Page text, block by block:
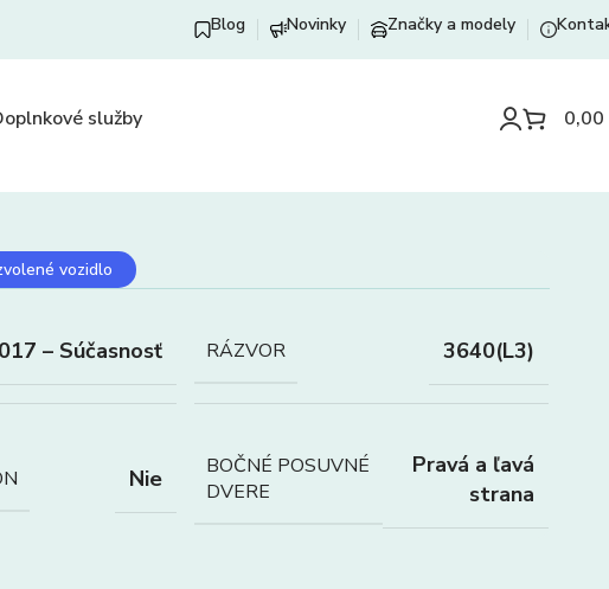
Blog Novinky Značky a modely
služby 0,00
vozidlo
– Súčasnosť RÁZVOR 3640(L3)
Nie
BOČNÉ POSUVNÉ
DVERE
Pravá a ľavá
strana